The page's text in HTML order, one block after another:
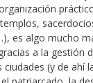
es algo mucho
a la gestión
(y de ahí